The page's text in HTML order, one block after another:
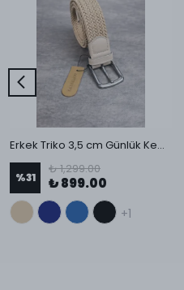
Erkek Triko 3,5 cm Günlük Kemer
%31
₺ 1,299.00
₺ 899.00
+1